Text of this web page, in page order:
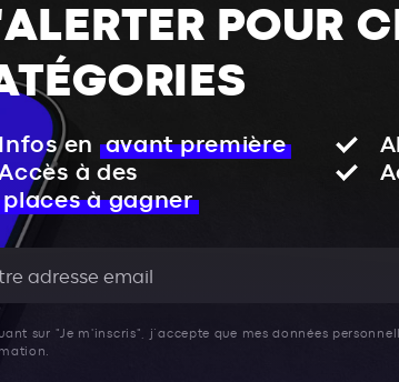
POUR
Infos en avant première
à des
places à gagner
sur "Je m'inscris", j’accepte que mes données